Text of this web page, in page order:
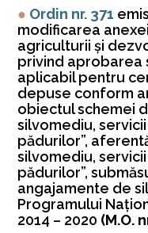
● Ordin nr. 371
modificarea
agriculturii şi
privind aprobarea
aplicabil pentru
depuse conform
obiectul schemei
silvomediu,
pădurilor”,
silvomediu,
pădurilor”,
angajamente de
Programului
2014 – 2020 (M.O.